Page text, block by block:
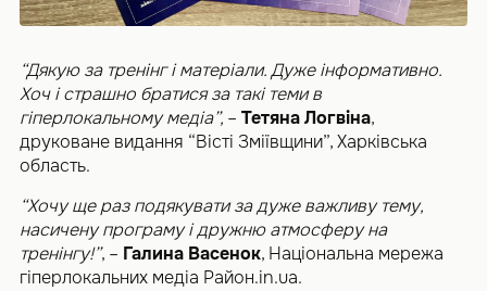
“Дякую за тренінг і матеріали. Дуже інформативно.
Хоч і страшно братися за такі теми в
гіперлокальному медіа”, – Тетяна Логвіна,
друковане видання “Вісті Зміївщини”, Харківська
область.
“Хочу ще раз подякувати за дуже важливу тему,
насичену програму і дружню атмосферу на
тренінгу!”, – Галина Васенок, Національна мережа
гіперлокальних медіа Район.in.ua.